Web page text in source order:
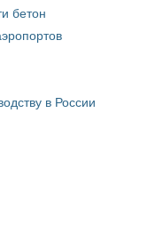
бетон
в России